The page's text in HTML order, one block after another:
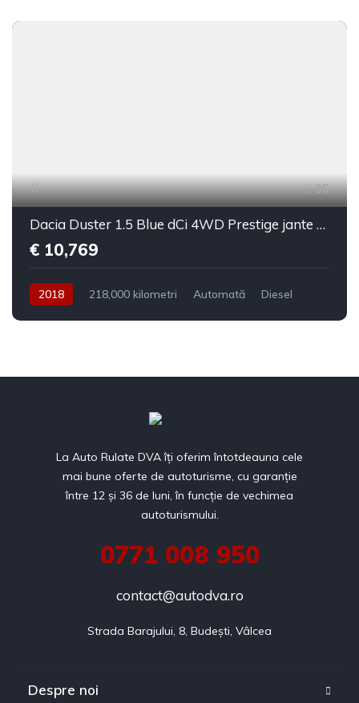
35
Dacia Duster 1.5 Blue dCi 4WD Prestige jante 17"
€ 10,769
2018 218,000 kilometri Automată
Diesel
La Auto Rulate DVA îți oferim întotdeauna cele
mai bune oferte de autoturisme, cu garanție
între 12 și 36 de luni, în funcție de vechimea
autoturismului.
0771 008 950
contact@autodva.ro
Strada Barajului, 8, Budești, Vâlcea
Despre noi